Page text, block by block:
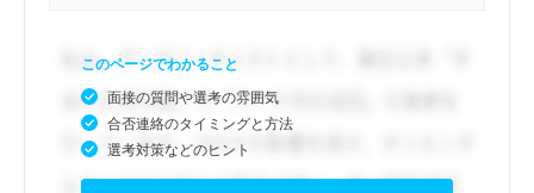
このページでわかること
面接の質問や選考の雰囲気
合否連絡のタイミングと方法
選考対策などのヒント